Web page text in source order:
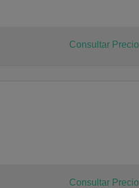
Consultar Precio
Consultar Precio